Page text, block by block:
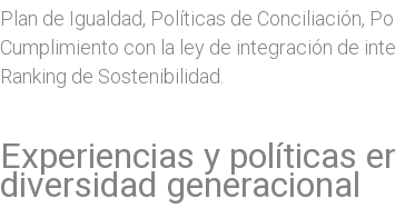
Plan de Igualdad, Políticas de Conciliación,
Cumplimiento con la ley de integración de
Ranking de Sostenibilidad.
Experiencias y políticas
diversidad generacional